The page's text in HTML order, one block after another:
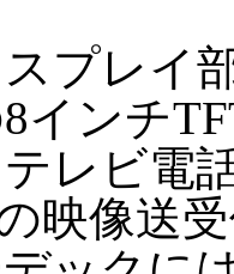
プレイ
インチ
レビ電
映像送